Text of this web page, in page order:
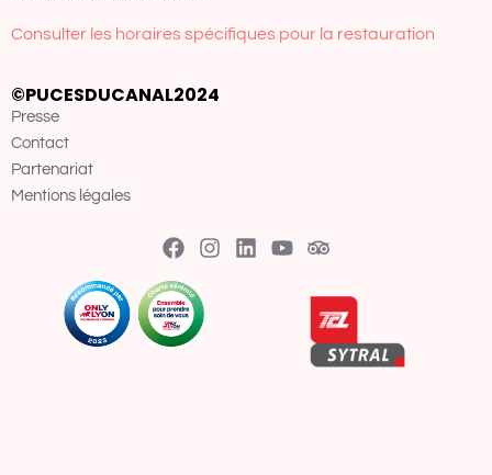
Consulter les horaires spécifiques pour la restauration
©PUCESDUCANAL2024
Presse
Contact
Partenariat
Mentions légales